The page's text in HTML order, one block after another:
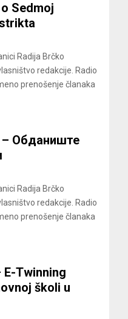
Sedmoj
Radija Brčko
redakcije. Radio
prenošenje članaka
– Обданиште
Radija Brčko
redakcije. Radio
prenošenje članaka
E-Twinning
školi u